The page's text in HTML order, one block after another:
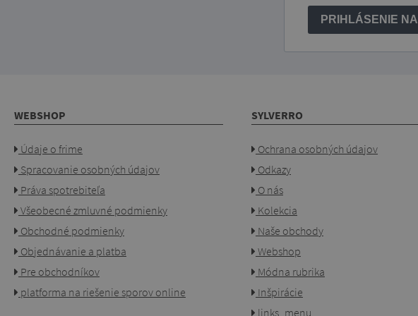
PRIHLÁSENIE NA
WEBSHOP
Údaje o frime
Spracovanie osobných údajov
Práva spotrebiteľa
Všeobecné zmluvné podmienky
Obchodné podmienky
Objednávanie a platba
Pre obchodníkov
platforma na riešenie sporov online
SYLVERRO
Ochrana osobných údajov
Odkazy
O nás
Kolekcia
Naše obchody
Webshop
Módna rubrika
Inšpirácie
links_menu